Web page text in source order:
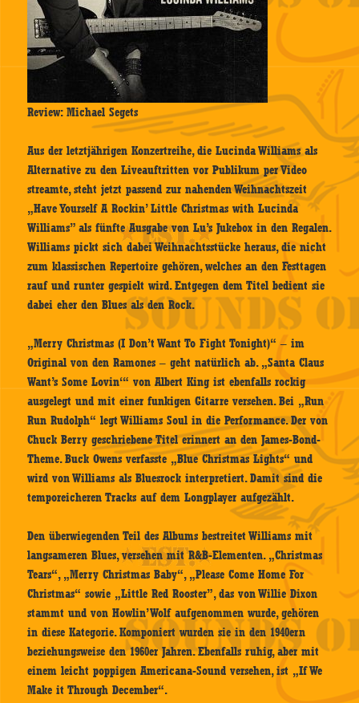
Review: Michael Segets
Aus der letztjährigen Konzertreihe, die Lucinda Williams als
Alternative zu den Liveauftritten vor Publikum per Video
streamte, steht jetzt passend zur nahenden Weihnachtszeit
„Have Yourself A Rockin’ Little Christmas with Lucinda
Williams” als fünfte Ausgabe von Lu’s Jukebox in den Regalen.
Williams pickt sich dabei Weihnachtsstücke heraus, die nicht
zum klassischen Repertoire gehören, welches an den Festtagen
rauf und runter gespielt wird. Entgegen dem Titel bedient sie
dabei eher den Blues als den Rock.
„Merry Christmas (I Don’t Want To Fight Tonight)“ – im
Original von den Ramones – geht natürlich ab. „Santa Claus
Want’s Some Lovin‘“ von Albert King ist ebenfalls rockig
ausgelegt und mit einer funkigen Gitarre versehen. Bei „Run
Run Rudolph“ legt Williams Soul in die Performance. Der von
Chuck Berry geschriebene Titel erinnert an den James-Bond-
Theme. Buck Owens verfasste „Blue Christmas Lights“ und
wird von Williams als Bluesrock interpretiert. Damit sind die
temporeicheren Tracks auf dem Longplayer aufgezählt.
Den überwiegenden Teil des Albums bestreitet Williams mit
langsameren Blues, versehen mit R&B-Elementen. „Christmas
Tears“, „Merry Christmas Baby“, „Please Come Home For
Christmas“ sowie „Little Red Rooster”, das von Willie Dixon
stammt und von Howlin’ Wolf aufgenommen wurde, gehören
in diese Kategorie. Komponiert wurden sie in den 1940ern
beziehungsweise den 1960er Jahren. Ebenfalls ruhig, aber mit
einem leicht poppigen Americana-Sound versehen, ist „If We
Make it Through December“.